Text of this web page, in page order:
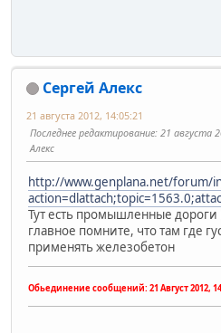
Сергей Алекс
21 августа 2012, 14:05:21
Последнее редактирование: 21 августа
Алекс
http://www.genplana.net/forum/
Тут есть промышленные дороги
главное помните, что там где
применять железобетон
Обьединение сообщений: 21 Август 2012,